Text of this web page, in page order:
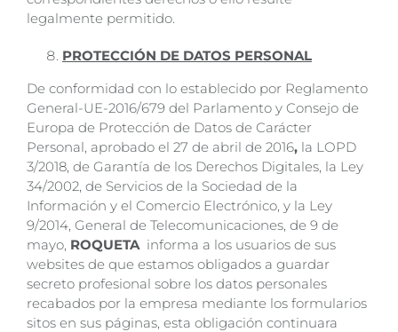
legalmente permitido.
PROTECCIÓN DE DATOS PERSONAL
De conformidad con lo establecido por Reglamento
General-UE-2016/679 del Parlamento y Consejo de
Europa de Protección de Datos de Carácter
Personal, aprobado el 27 de abril de 2016, la LOPD
3/2018, de Garantía de los Derechos Digitales, la Ley
34/2002, de Servicios de la Sociedad de la
Información y el Comercio Electrónico, y la Ley
9/2014, General de Telecomunicaciones, de 9 de
mayo, ROQUETA informa a los usuarios de sus
websites de que estamos obligados a guardar
secreto profesional sobre los datos personales
recabados por la empresa mediante los formularios
sitos en sus páginas, esta obligación continuara